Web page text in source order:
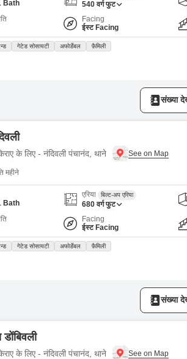
Bath
540 वर्ग फुट
Facing
ईस्ट Facing
गेटेड सोसायटी अफोर्डेबल फ़ैमिली
संख्या
के लिए - नंदिवली पंचानंद, थाने
महीने
Bath
एरिया बिल्ट-अप एरिया
680 वर्ग फुट
Facing
ईस्ट Facing
गेटेड सोसायटी अफोर्डेबल फ़ैमिली
संख्या
के लिए - नंदिवली पंचानंद, थाने